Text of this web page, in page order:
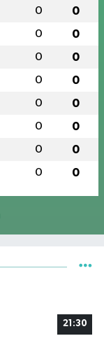
0 0
0 0
0 0
0 0
0 0
0 0
0 0
0 0
21:30